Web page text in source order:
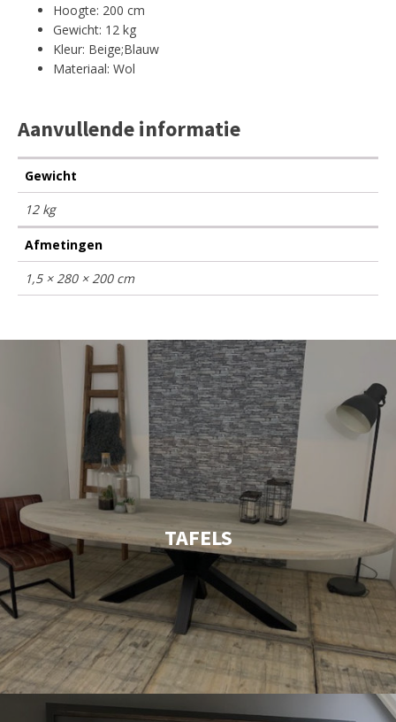
Hoogte: 200 cm
Gewicht: 12 kg
Kleur: Beige;Blauw
Materiaal: Wol
Aanvullende informatie
Gewicht
12 kg
Afmetingen
1,5 × 280 × 200 cm
TAFELS